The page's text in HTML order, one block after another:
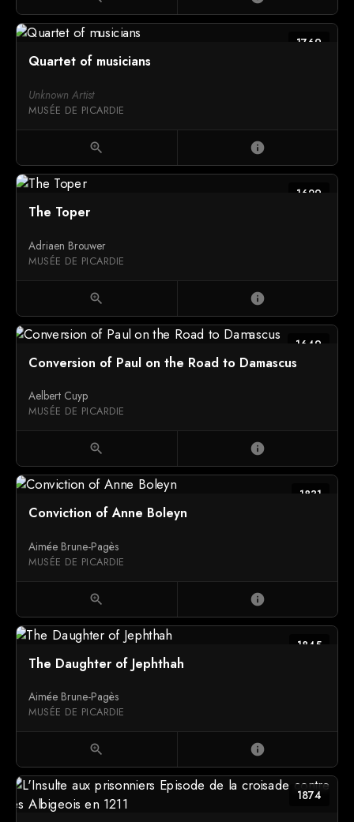
1769
Quartet of musicians
Unknown Artist
MUSÉE DE PICARDIE
zoom_in info
1629
The Toper
Adriaen Brouwer
MUSÉE DE PICARDIE
zoom_in info
1649
Conversion of Paul on the Road to Damascus
Aelbert Cuyp
MUSÉE DE PICARDIE
zoom_in info
1831
Conviction of Anne Boleyn
Aimée Brune-Pagès
MUSÉE DE PICARDIE
zoom_in info
1845
The Daughter of Jephthah
Aimée Brune-Pagès
MUSÉE DE PICARDIE
zoom_in info
1874